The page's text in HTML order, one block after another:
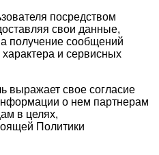
посредством
свои данные,
получение сообщений
и сервисных
выражает свое согласие
о нем партнерам
в целях,
Политики